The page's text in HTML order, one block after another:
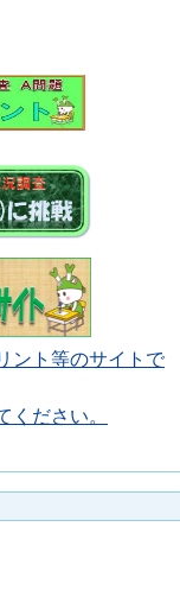
ント等のサイトで
ください。